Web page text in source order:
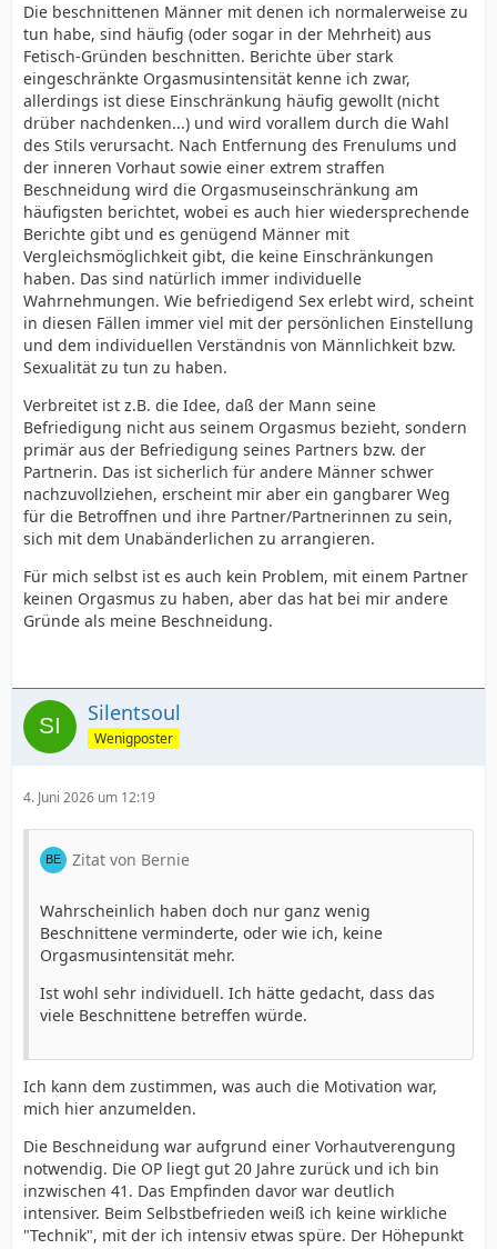
Die beschnittenen Männer mit denen ich normalerweise zu
tun habe, sind häufig (oder sogar in der Mehrheit) aus
Fetisch-Gründen beschnitten. Berichte über stark
eingeschränkte Orgasmusintensität kenne ich zwar,
allerdings ist diese Einschränkung häufig gewollt (nicht
drüber nachdenken...) und wird vorallem durch die Wahl
des Stils verursacht. Nach Entfernung des Frenulums und
der inneren Vorhaut sowie einer extrem straffen
Beschneidung wird die Orgasmuseinschränkung am
häufigsten berichtet, wobei es auch hier wiedersprechende
Berichte gibt und es genügend Männer mit
Vergleichsmöglichkeit gibt, die keine Einschränkungen
haben. Das sind natürlich immer individuelle
Wahrnehmungen. Wie befriedigend Sex erlebt wird, scheint
in diesen Fällen immer viel mit der persönlichen Einstellung
und dem individuellen Verständnis von Männlichkeit bzw.
Sexualität zu tun zu haben.
Verbreitet ist z.B. die Idee, daß der Mann seine
Befriedigung nicht aus seinem Orgasmus bezieht, sondern
primär aus der Befriedigung seines Partners bzw. der
Partnerin. Das ist sicherlich für andere Männer schwer
nachzuvollziehen, erscheint mir aber ein gangbarer Weg
für die Betroffnen und ihre Partner/Partnerinnen zu sein,
sich mit dem Unabänderlichen zu arrangieren.
Für mich selbst ist es auch kein Problem, mit einem Partner
keinen Orgasmus zu haben, aber das hat bei mir andere
Gründe als meine Beschneidung.
Silentsoul
Wenigposter
4. Juni 2026 um 12:19
Zitat von Bernie
Wahrscheinlich haben doch nur ganz wenig
Beschnittene verminderte, oder wie ich, keine
Orgasmusintensität mehr.
Ist wohl sehr individuell. Ich hätte gedacht, dass das
viele Beschnittene betreffen würde.
Ich kann dem zustimmen, was auch die Motivation war,
mich hier anzumelden.
Die Beschneidung war aufgrund einer Vorhautverengung
notwendig. Die OP liegt gut 20 Jahre zurück und ich bin
inzwischen 41. Das Empfinden davor war deutlich
intensiver. Beim Selbstbefrieden weiß ich keine wirkliche
"Technik", mit der ich intensiv etwas spüre. Der Höhepunkt